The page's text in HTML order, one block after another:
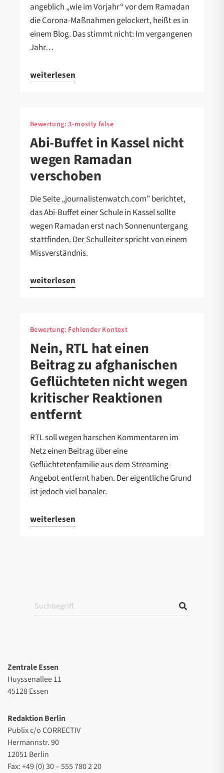
angeblich „wie im Vorjahr“ vor dem Ramadan
die Corona-Maßnahmen gelockert, heißt es in
einem Blog. Das stimmt nicht: Im vergangenen
Jahr…
weiterlesen
Bewertung:3-mostly false
Abi-Buffet in Kassel nicht
wegen Ramadan
verschoben
Die Seite „journalistenwatch.com” berichtet,
das Abi-Buffet einer Schule in Kassel sollte
wegen Ramadan erst nach Sonnenuntergang
stattfinden. Der Schulleiter spricht von einem
Missverständnis.
weiterlesen
Bewertung: Fehlender Kontext
Nein, RTL hat einen
Beitrag zu afghanischen
Geflüchteten nicht wegen
kritischer Reaktionen
entfernt
RTL soll wegen harschen Kommentaren im
Netz einen Beitrag über eine
Geflüchtetenfamilie aus dem Streaming-
Angebot entfernt haben. Der eigentliche Grund
ist jedoch viel banaler.
weiterlesen
Zentrale Essen
Huyssenallee 11
45128 Essen
Redaktion Berlin
Publix c/o CORRECTIV
Hermannstr. 90
12051 Berlin
Fax: +49 (0) 30 – 555 780 2 20